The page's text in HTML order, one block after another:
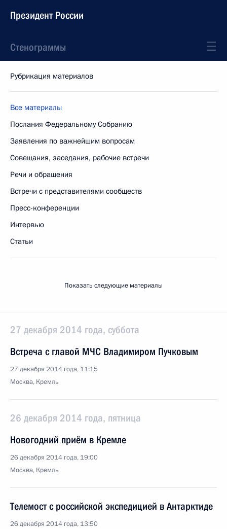
Президент России
Стенограммы
Рубрикация материалов
Все материалы
Послания Федеральному Собранию
Заявления по важнейшим вопросам
Совещания, заседания, рабочие встречи
Речи и обращения
Встречи с представителями сообществ
Пресс-конференции
Интервью
Статьи
Показать следующие материалы
27 декабря 2014 года, суббота
Встреча с главой МЧС Владимиром Пучковым
27 декабря 2014 года, 11:15
Москва, Кремль
26 декабря 2014 года, пятница
Новогодний приём в Кремле
26 декабря 2014 года, 19:00
Москва, Кремль
Телемост с российской экспедицией в Антарктиде
26 декабря 2014 года, 13:50